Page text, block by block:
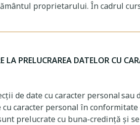
proprietarului. În cadrul
PRELUCRAREA DATELOR CU
de date cu caracter personal
caracter personal în
prelucrate cu buna-credință și